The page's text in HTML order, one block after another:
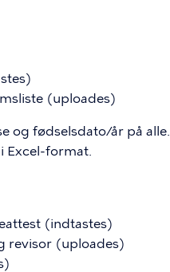
(uploades)
og fødselsdato/år på alle.
Excel-format.
(indtastes)
revisor (uploades)